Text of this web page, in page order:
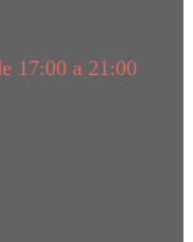
17:00 a 21:00